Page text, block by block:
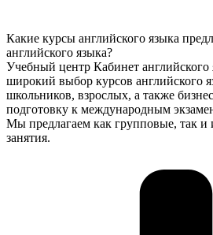
Какие курсы английского языка
английского языка?
Учебный центр Кабинет английского
широкий выбор курсов английского
школьников, взрослых, а также
подготовку к международным
Мы предлагаем как групповые, так и
занятия.